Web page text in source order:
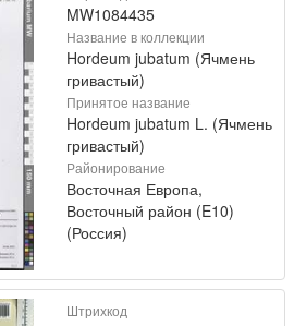
MW1084435
Название в коллекции
Hordeum jubatum (Ячмень
гривастый)
Принятое название
Hordeum jubatum L. (Ячмень
гривастый)
Районирование
Восточная Европа,
Восточный район (E10)
(Россия)
Штрихкод